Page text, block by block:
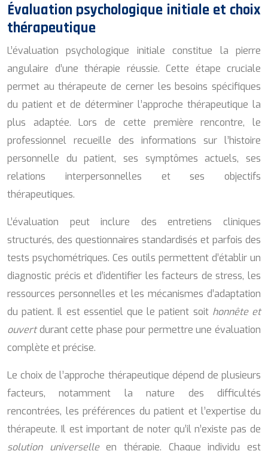
Évaluation psychologique initiale et choix
thérapeutique
L’évaluation psychologique initiale constitue la pierre
angulaire d’une thérapie réussie. Cette étape cruciale
permet au thérapeute de cerner les besoins spécifiques
du patient et de déterminer l’approche thérapeutique la
plus adaptée. Lors de cette première rencontre, le
professionnel recueille des informations sur l’histoire
personnelle du patient, ses symptômes actuels, ses
relations interpersonnelles et ses objectifs
thérapeutiques.
L’évaluation peut inclure des entretiens cliniques
structurés, des questionnaires standardisés et parfois des
tests psychométriques. Ces outils permettent d’établir un
diagnostic précis et d’identifier les facteurs de stress, les
ressources personnelles et les mécanismes d’adaptation
du patient. Il est essentiel que le patient soit honnête et
ouvertdurant cette phase pour permettre une évaluation
complète et précise.
Le choix de l’approche thérapeutique dépend de plusieurs
facteurs, notamment la nature des difficultés
rencontrées, les préférences du patient et l’expertise du
thérapeute. Il est important de noter qu’il n’existe pas de
solution universelleen thérapie. Chaque individu est